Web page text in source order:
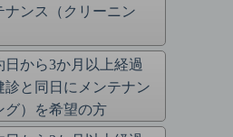
ナンス（クリーニン
日から3か月以上経過
診と同日にメンテナン
グ）を希望の方